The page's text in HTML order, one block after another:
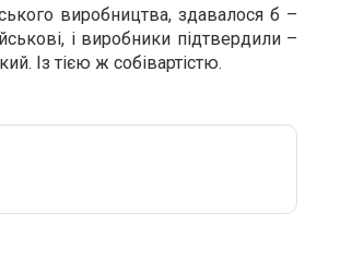
виробництва, здавалося б –
і виробники підтвердили –
Із тією ж собівартістю.